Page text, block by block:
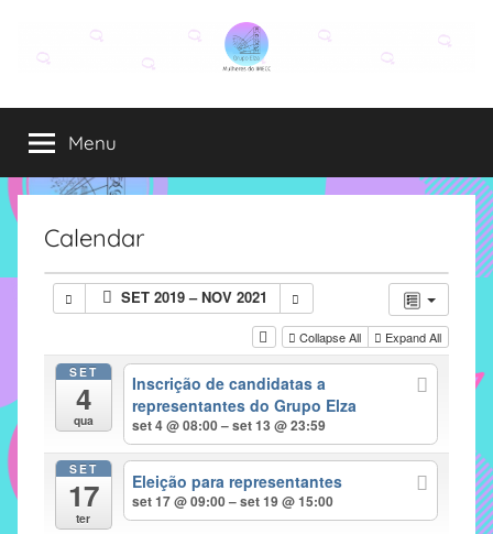
conteúdo
Grupo
Elza
Elza
é
formado
alunas,
funcionárias
IMECC
como
atribuição
implementar
Menu
Calendar
SET 2019 – NOV 2021
Collapse All Expand All
SET
4
qua
Inscrição de candidatas a
representantes do Grupo Elza
set 4 @ 08:00 – set 13 @ 23:59
SET
17
ter
Eleição para representantes
set 17 @ 09:00 – set 19 @ 15:00